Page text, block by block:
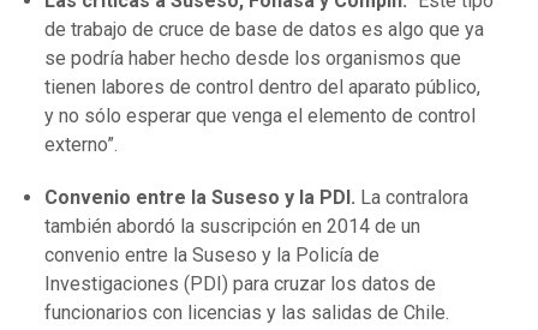
de trabajo de cruce de base de datos es algo que ya
se podría haber hecho desde los organismos que
tienen labores de control dentro del aparato público,
y no sólo esperar que venga el elemento de control
externo”.
Convenio entre la Suseso y la PDI. La contralora
también abordó la suscripción en 2014 de un
convenio entre la Suseso y la Policía de
Investigaciones (PDI) para cruzar los datos de
funcionarios con licencias y las salidas de Chile.